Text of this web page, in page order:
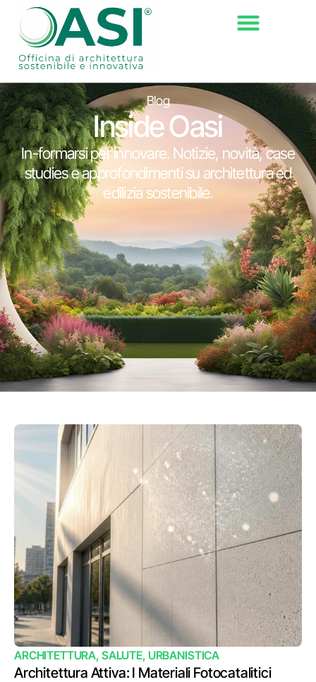
Blog
Inside Oasi
In-formarsi per innovare. Notizie, novità, case
studies e approfondimenti su architettura ed
edilizia sostenibile.
ARCHITETTURA, SALUTE, URBANISTICA
Architettura Attiva: I Materiali Fotocatalitici